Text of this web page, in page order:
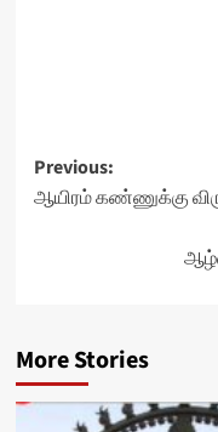
Post
navigation
Previous:
ஆயிரம் கண்ணுக்கு
More Stories